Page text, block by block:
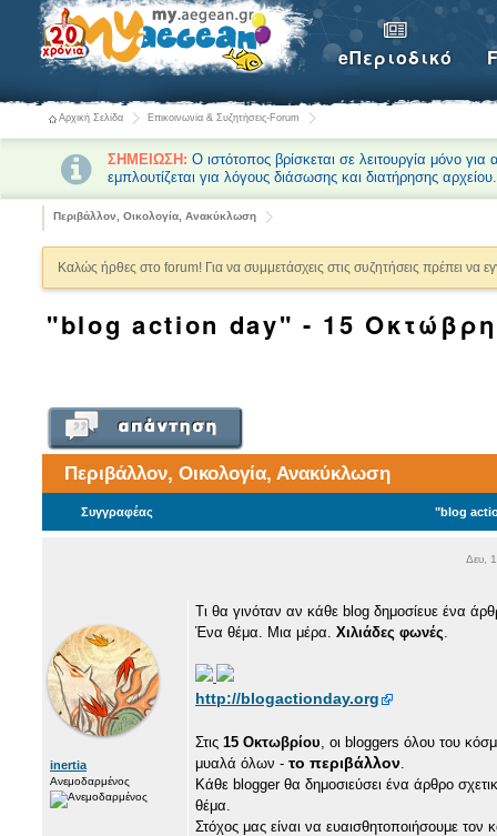
eΠεριοδικό
Αρχική Σελίδα Επικοινωνία & Συζητήσεις-Forum
ΣΗΜΕΙΩΣΗ: Ο ιστότοπος βρίσκεται σε λειτουργία μόνο
εμπλουτίζεται για λόγους διάσωσης και διατήρησης αρχείου.
Περιβάλλον, Οικολογία, Ανακύκλωση
Καλώς ήρθες στο forum! Για να συμμετάσχεις στις συζητήσεις πρέπει να
"blog action day" - 15
Περιβάλλον, Οικολογία, Ανακύκλωση
Συγγραφέας "blog
Δευ,
inertia
Ανεμοδαρμένος
Τι θα γινόταν αν κάθε blog δημοσίευε ένα
Ένα θέμα. Μια μέρα. Χιλιάδες φωνές
http://blogactionday.org
Στις 15 Οκτωβρίου , οι bloggers όλου του
μυαλά όλων - το περιβάλλον
Κάθε blogger θα δημοσιεύσει ένα άρθρο
θέμα.
Στόχος μας είναι να ευαισθητοποιήσουμε